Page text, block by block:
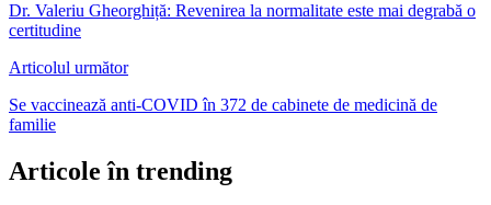
Dr. Valeriu Gheorghiță: Revenirea la normalitate este mai degrabă o
certitudine
Articolul următor
Se vaccinează anti-COVID în 372 de cabinete de medicină de
familie
Articole în trending